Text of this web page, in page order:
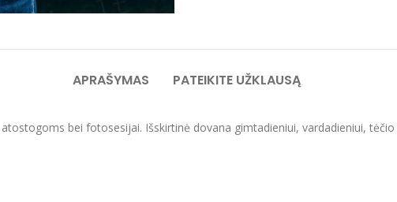
APRAŠYMAS PATEIKITE UŽKLAUSĄ
bei fotosesijai. Išskirtinė dovana gimtadieniui, vardadieniui,